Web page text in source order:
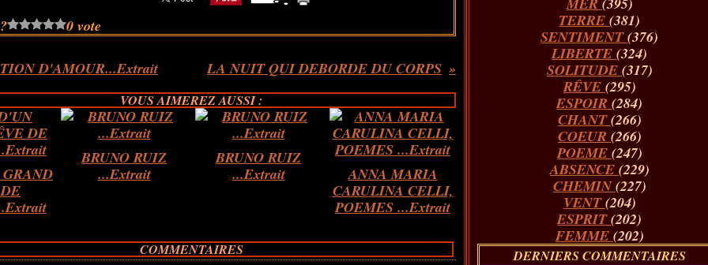
0 vote
D'AMOUR...Extrait LA NUIT QUI DEBORDE DU CORPS
VOUS AIMEREZ AUSSI :
BRUNO RUIZ
...Extrait
BRUNO RUIZ
...Extrait
ANNA MARIA
CARULINA CELLI,
POEMES ...Extrait
COMMENTAIRES
TERRE(381)
SENTIMENT(376)
LIBERTE(324)
SOLITUDE (317)
RÊVE (295)
ESPOIR(284)
CHANT(266)
COEUR (266)
POEME (247)
ABSENCE (229)
CHEMIN(227)
VENT(204)
ESPRIT(202)
FEMME (202)
DERNIERS COMMENTAIRES